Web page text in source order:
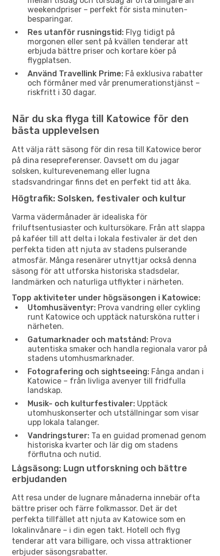
weekendpriser – perfekt för sista minuten-
besparingar.
Res utanför rusningstid: Flyg tidigt på
morgonen eller sent på kvällen tenderar att
erbjuda bättre priser och kortare köer på
flygplatsen.
Använd Travellink Prime: Få exklusiva rabatter
och förmåner med vår prenumerationstjänst –
riskfritt i 30 dagar.
När du ska flyga till Katowice för den
bästa upplevelsen
Att välja rätt säsong för din resa till Katowice beror
på dina resepreferenser. Oavsett om du jagar
solsken, kulturevenemang eller lugna
stadsvandringar finns det en perfekt tid att åka.
Högtrafik: Solsken, festivaler och kultur
Varma vädermånader är idealiska för
friluftsentusiaster och kultursökare. Från att slappa
på kaféer till att delta i lokala festivaler är det den
perfekta tiden att njuta av stadens pulserande
atmosfär. Många resenärer utnyttjar också denna
säsong för att utforska historiska stadsdelar,
landmärken och naturliga utflykter i närheten.
Topp aktiviteter under högsäsongen i Katowice:
Utomhusäventyr: Prova vandring eller cykling
runt Katowice och upptäck natursköna rutter i
närheten.
Gatumarknader och matstånd: Prova
autentiska smaker och handla regionala varor på
stadens utomhusmarknader.
Fotografering och sightseeing: Fånga andan i
Katowice – från livliga avenyer till fridfulla
landskap.
Musik- och kulturfestivaler: Upptäck
utomhuskonserter och utställningar som visar
upp lokala talanger.
Vandringsturer: Ta en guidad promenad genom
historiska kvarter och lär dig om stadens
förflutna och nutid.
Lågsäsong: Lugn utforskning och bättre
erbjudanden
Att resa under de lugnare månaderna innebär ofta
bättre priser och färre folkmassor. Det är det
perfekta tillfället att njuta av Katowice som en
lokalinvånare – i din egen takt. Hotell och flyg
tenderar att vara billigare, och vissa attraktioner
erbjuder säsongsrabatter.